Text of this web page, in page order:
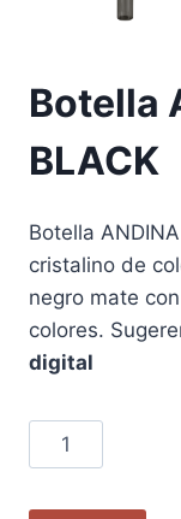
Botella
BLACK
Botella
cristalino de
negro mate
colores.
digital